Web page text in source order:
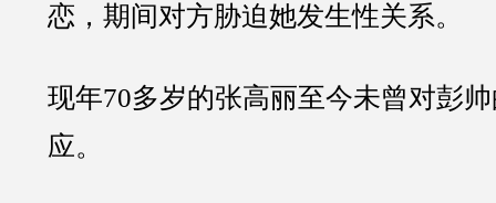
恋，期间对方胁迫她发生性关系。
现年70多岁的张高丽至今未曾对彭
应。